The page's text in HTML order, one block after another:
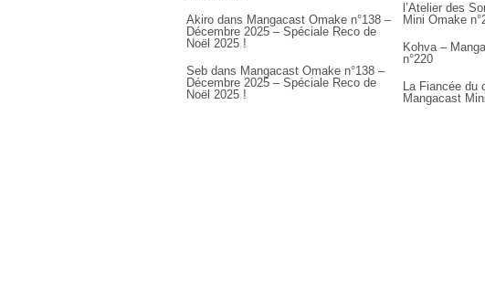
Akiro dans Mangacast Omake n°138 –
Décembre 2025 – Spéciale Reco de
Noël 2025 !
Seb dans Mangacast Omake n°138 –
Décembre 2025 – Spéciale Reco de
Noël 2025 !
l’Atelier des
Mini Omake
Kohva –
n°220
La Fiancée du
Mangacast